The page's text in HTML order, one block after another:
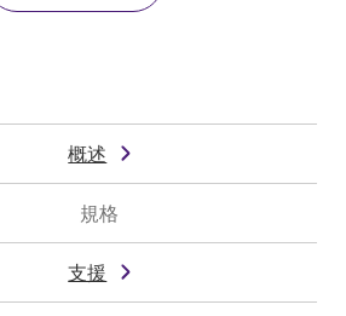
概述
規格
支援